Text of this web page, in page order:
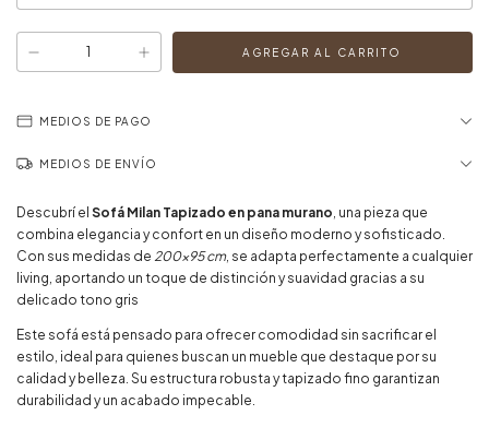
MEDIOS DE PAGO
MEDIOS DE ENVÍO
Descubrí el Sofá Milan Tapizado en pana murano, una pieza que
combina elegancia y confort en un diseño moderno y sofisticado.
Con sus medidas de 200x95 cm, se adapta perfectamente a cualquier
living, aportando un toque de distinción y suavidad gracias a su
delicado tono gris
Este sofá está pensado para ofrecer comodidad sin sacrificar el
estilo, ideal para quienes buscan un mueble que destaque por su
calidad y belleza. Su estructura robusta y tapizado fino garantizan
durabilidad y un acabado impecable.